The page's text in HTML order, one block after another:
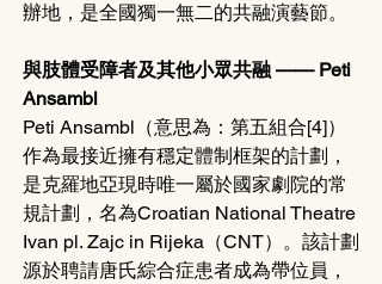
辦地，是全國獨一無二的共融演藝節。
與肢體受障者及其他小眾共融 —— Peti
Ansambl
Peti Ansambl（意思為：第五組合[4]）
作為最接近擁有穩定體制框架的計劃，
是克羅地亞現時唯一屬於國家劇院的常
規計劃，名為Croatian National Theatre
Ivan pl. Zajc in Rijeka（CNT）。該計劃
源於聘請唐氏綜合症患者成為帶位員，